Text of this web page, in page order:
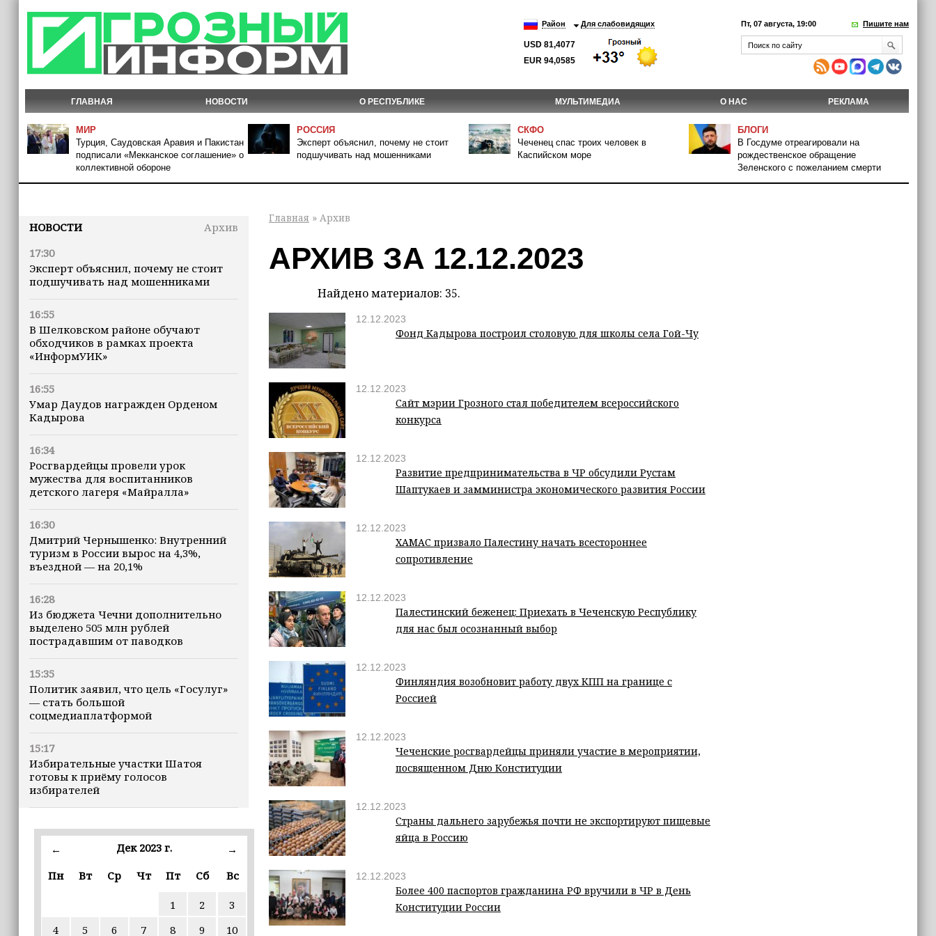
Район Для слабовидящих
USD 81,4077
EUR 94,0585
Пт, 07 августа, 19:00 Пишите нам
ГЛАВНАЯ НОВОСТИ О РЕСПУБЛИКЕ МУЛЬТИМЕДИА О НАС РЕКЛАМА
МИР
Турция, Саудовская Аравия и Пакистан
подписали «Мекканское соглашение» о
коллективной обороне
РОССИЯ
Эксперт объяснил, почему не стоит
подшучивать над мошенниками
СКФО
Чеченец спас троих человек в
Каспийском море
БЛОГИ
В Госдуме отреагировали на
рождественское обращение
Зеленского с пожеланием смерти
НОВОСТИ
Архив
17:30
Эксперт объяснил, почему не стоит
подшучивать над мошенниками
16:55
В Шелковском районе обучают
обходчиков в рамках проекта
«ИнформУИК»
16:55
Умар Даудов награжден Орденом
Кадырова
16:34
Росгвардейцы провели урок
мужества для воспитанников
детского лагеря «Майралла»
16:30
Дмитрий Чернышенко: Внутренний
туризм в России вырос на 4,3%,
въездной — на 20,1%
16:28
Из бюджета Чечни дополнительно
выделено 505 млн рублей
пострадавшим от паводков
15:35
Политик заявил, что цель «Госулуг»
— стать большой
соцмедиаплатформой
15:17
Избирательные участки Шатоя
готовы к приёму голосов
избирателей
Турция, Саудовская Аравия и
Пакистан подписали «Мекканское
Кадыров: сдача в плен становится
для многих военнослужащих ВСУ
← Дек 2023 г.
→
Пн
Вт Ср Чт Пт Сб Вс
1 2
3
4
5 6 7 8 9 10
Главная » Архив
АРХИВ ЗА 12.12.2023
Найдено материалов: 35.
12.12.2023
Фонд Кадырова построил столовую для школы села Гой-Чу
12.12.2023
Сайт мэрии Грозного стал победителем всероссийского
конкурса
12.12.2023
Развитие предпринимательства в ЧР обсудили Рустам
Шаптукаев и замминистра экономического развития России
12.12.2023
ХАМАС призвало Палестину начать всестороннее
сопротивление
12.12.2023
Палестинский беженец: Приехать в Чеченскую Республику
для нас был осознанный выбор
12.12.2023
Финляндия возобновит работу двух КПП на границе с
Россией
12.12.2023
Чеченские росгвардейцы приняли участие в мероприятии,
посвященном Дню Конституции
12.12.2023
Страны дальнего зарубежья почти не экспортируют пищевые
яйца в Россию
12.12.2023
Более 400 паспортов гражданина РФ вручили в ЧР в День
Конституции России